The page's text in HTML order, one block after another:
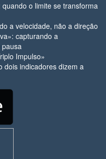
quando o limite se transforma
a velocidade, não a direção
capturando a
pausa
Impulso»
dois indicadores dizem a